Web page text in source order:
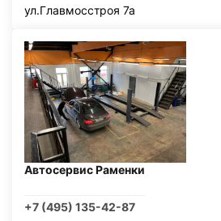
ул.Главмосстроя 7а
Автосервис Раменки
+7 (495) 135-42-87